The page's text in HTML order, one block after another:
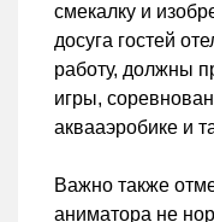
смекалку и
досуга гостей
работу, должны
игры,
аквааэробике и
Важно также
аниматора не